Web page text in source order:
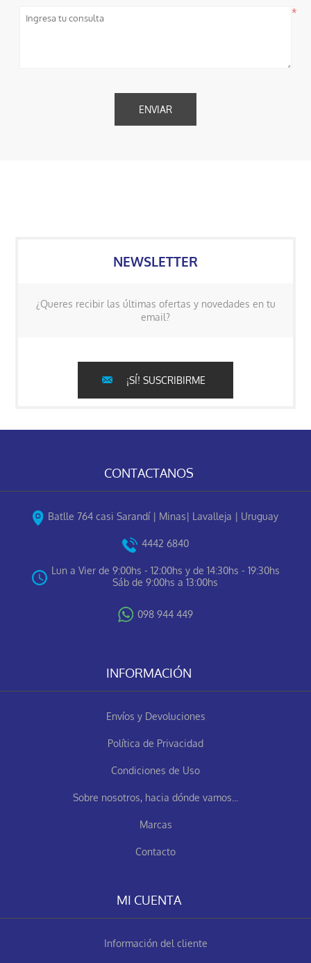
*
NEWSLETTER
¿Queres recibir las últimas ofertas y novedades en tu
email?
¡SÍ! SUSCRIBIRME
CONTACTANOS
Batlle 764 casi Sarandí | Minas| Lavalleja | Uruguay
4442 6840
Lun a Vier de 9:00hs - 12:00hs y de 14:30hs - 19:30hs
Sáb de 9:00hs a 13:00hs
098 944 449
INFORMACIÓN
Envíos y Devoluciones
Política de Privacidad
Condiciones de Uso
Sobre nosotros, hacia dónde vamos...
Marcas
Contacto
MI CUENTA
Información del cliente